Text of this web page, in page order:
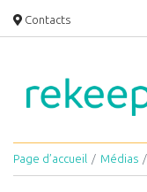
Contacts
Page d’accueil Médias